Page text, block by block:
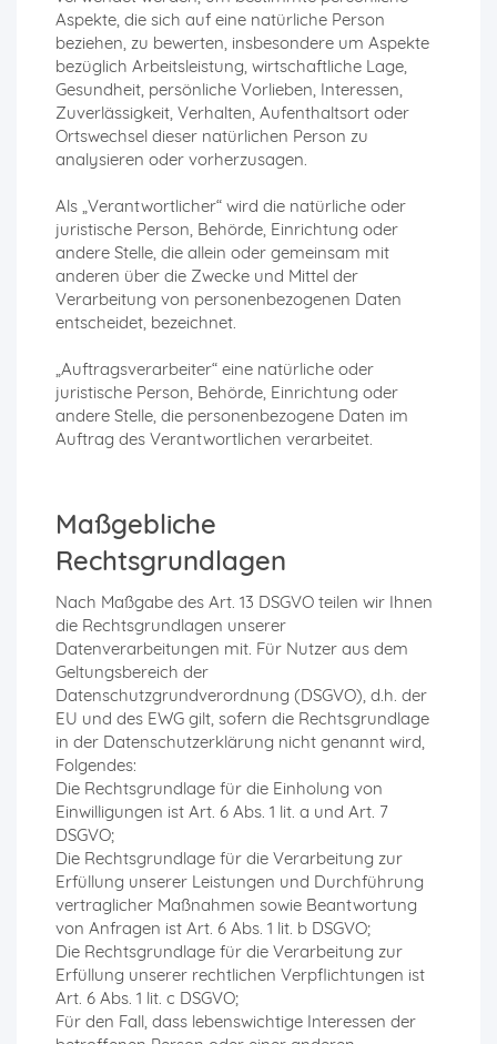
Aspekte, die sich auf eine natürliche Person
beziehen, zu bewerten, insbesondere um Aspekte
bezüglich Arbeitsleistung, wirtschaftliche Lage,
Gesundheit, persönliche Vorlieben, Interessen,
Zuverlässigkeit, Verhalten, Aufenthaltsort oder
Ortswechsel dieser natürlichen Person zu
analysieren oder vorherzusagen.
Als „Verantwortlicher“ wird die natürliche oder
juristische Person, Behörde, Einrichtung oder
andere Stelle, die allein oder gemeinsam mit
anderen über die Zwecke und Mittel der
Verarbeitung von personenbezogenen Daten
entscheidet, bezeichnet.
„Auftragsverarbeiter“ eine natürliche oder
juristische Person, Behörde, Einrichtung oder
andere Stelle, die personenbezogene Daten im
Auftrag des Verantwortlichen verarbeitet.
Maßgebliche
Rechtsgrundlagen
Nach Maßgabe des Art. 13 DSGVO teilen wir Ihnen
die Rechtsgrundlagen unserer
Datenverarbeitungen mit. Für Nutzer aus dem
Geltungsbereich der
Datenschutzgrundverordnung (DSGVO), d.h. der
EU und des EWG gilt, sofern die Rechtsgrundlage
in der Datenschutzerklärung nicht genannt wird,
Folgendes:
Die Rechtsgrundlage für die Einholung von
Einwilligungen ist Art. 6 Abs. 1 lit. a und Art. 7
DSGVO;
Die Rechtsgrundlage für die Verarbeitung zur
Erfüllung unserer Leistungen und Durchführung
vertraglicher Maßnahmen sowie Beantwortung
von Anfragen ist Art. 6 Abs. 1 lit. b DSGVO;
Die Rechtsgrundlage für die Verarbeitung zur
Erfüllung unserer rechtlichen Verpflichtungen ist
Art. 6 Abs. 1 lit. c DSGVO;
Für den Fall, dass lebenswichtige Interessen der